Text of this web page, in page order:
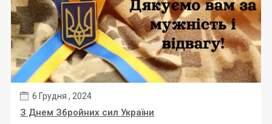
6 Грудня , 2024
З Днем Збройних сил України